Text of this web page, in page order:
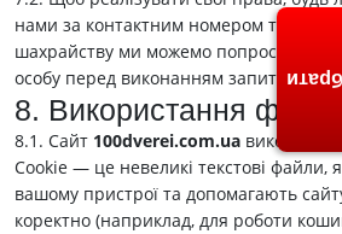
нами за контактним номером
шахрайству ми можемо попросити вас
особу перед виконанням запиту.
8. Використання
8.1. Сайт 100dverei.com.ua
Cookie — це невеликі текстові файли,
вашому пристрої та допомагають
коректно (наприклад, для роботи